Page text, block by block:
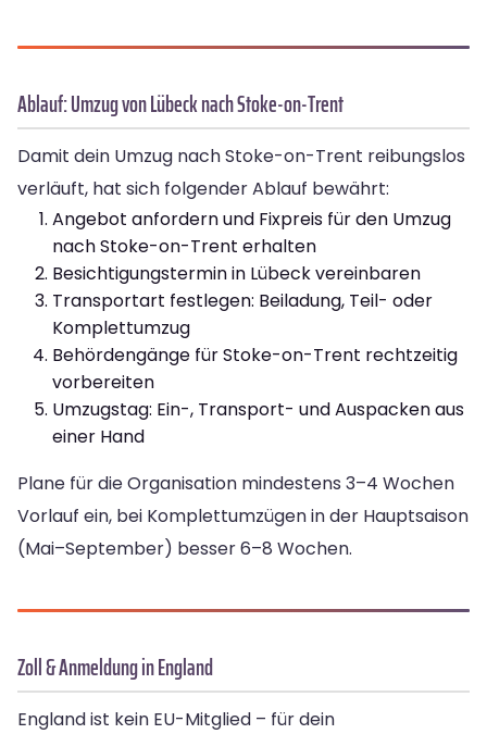
Ablauf: Umzug von Lübeck nach Stoke-on-Trent
Damit dein Umzug nach Stoke-on-Trent reibungslos
verläuft, hat sich folgender Ablauf bewährt:
Angebot anfordern und Fixpreis für den Umzug
nach Stoke-on-Trent erhalten
Besichtigungstermin in Lübeck vereinbaren
Transportart festlegen: Beiladung, Teil- oder
Komplettumzug
Behördengänge für Stoke-on-Trent rechtzeitig
vorbereiten
Umzugstag: Ein-, Transport- und Auspacken aus
einer Hand
Plane für die Organisation mindestens 3–4 Wochen
Vorlauf ein, bei Komplettumzügen in der Hauptsaison
(Mai–September) besser 6–8 Wochen.
Zoll & Anmeldung in England
England ist kein EU-Mitglied – für dein